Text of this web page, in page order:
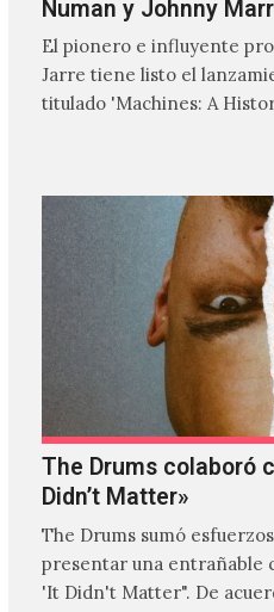
Numan y Johnny Marr
El pionero e influyente
Jarre tiene listo el
titulado 'Machines: A
The Drums colaboró
Didn’t Matter»
The Drums sumó
presentar una entrañable
'It Didn't Matter". De